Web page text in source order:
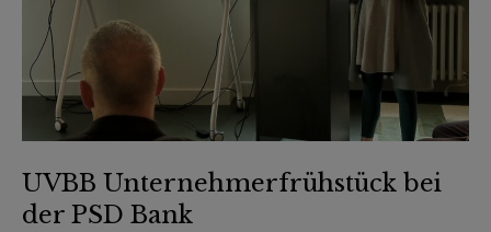
UVBB Unternehmerfrühstück bei
der PSD Bank